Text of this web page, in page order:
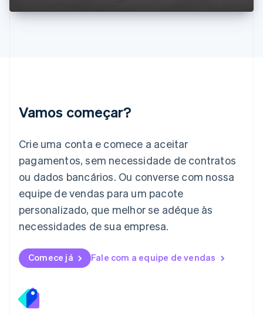
Vamos começar?
Crie uma conta e comece a aceitar
pagamentos, sem necessidade de contratos
ou dados bancários. Ou converse com nossa
equipe de vendas para um pacote
personalizado, que melhor se adéque às
necessidades de sua empresa.
Comece já Fale com a equipe de vendas
English
日本語English
Liechtenstein
DeutschEnglish
Lituânia
English
Luxemburgo
FrançaisDeutsch English
English简体中文
English
México
Noruega
English